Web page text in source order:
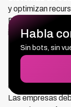
y optimizan
Plataformas
industrias y
competitivo
El avance
desafío de
Las empresas
Habla
Sin bots, sin